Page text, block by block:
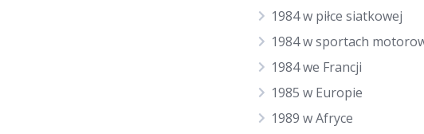
1984 w piłce siatkowej
1984 w sportach
1984 we Francji
1985 w Europie
1989 w Afryce